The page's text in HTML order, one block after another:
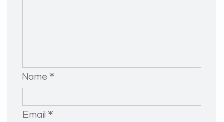
Name *
Email *